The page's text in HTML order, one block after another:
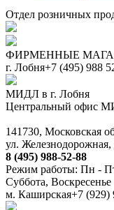
Отдел розничных
ФИРМЕННЫЕ
г. Лобня+7 (495) 988
МИДЛ в г. Лобня
Центральный офис
141730, Московская
ул. Железнодорожная,
8 (495) 988-52-88
Режим работы: Пн -
Суббота,
м. Каширская+7 (929)